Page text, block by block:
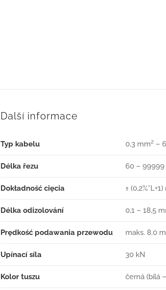
Další informace
Typ kabelu 0,3 mm² –
Délka řezu 60 –
Dokładność cięcia ±
Délka odizolování 0,1 – 18,5
Prędkość podawania przewodu maks. 8.0
Upínací síla 30 kN
Kolor tuszu černá (bílá